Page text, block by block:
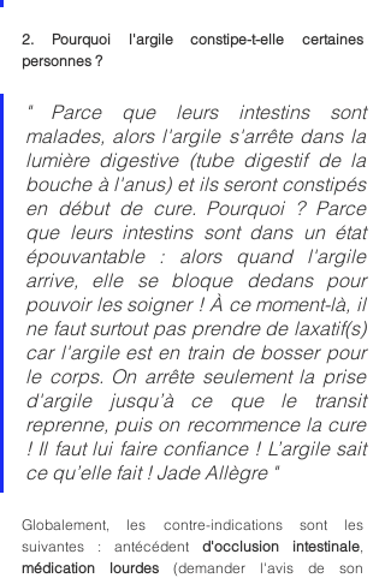
2. Pourquoi l'argile constipe-t-elle certaines
personnes ?
" Parce que leurs intestins sont
malades, alors l'argile s'arrête dans la
lumière digestive (tube digestif de la
bouche à l'anus) et ils seront constipés
en début de cure. Pourquoi ? Parce
que leurs intestins sont dans un état
épouvantable : alors quand l'argile
arrive, elle se bloque dedans pour
pouvoir les soigner ! À ce moment-là, il
ne faut surtout pas prendre de laxatif(s)
car l'argile est en train de bosser pour
le corps. On arrête seulement la prise
d'argile jusqu’à ce que le transit
reprenne, puis on recommence la cure
! Il faut lui faire confiance ! L’argile sait
ce qu’elle fait ! Jade Allègre "
Globalement, les contre-indications sont les
suivantes : antécédent d'occlusion intestinale
médication lourdes (demander l'avis de son